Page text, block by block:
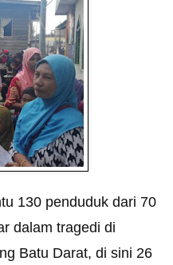
130 penduduk dari 70
dalam tragedi di
Batu Darat, di sini 26